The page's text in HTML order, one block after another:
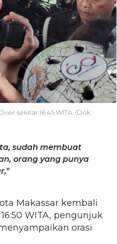
sekitar 16:45 WITA. (Dok
sudah membuat
orang yang punya
Makassar kembali
WITA, pengunjuk
orasi